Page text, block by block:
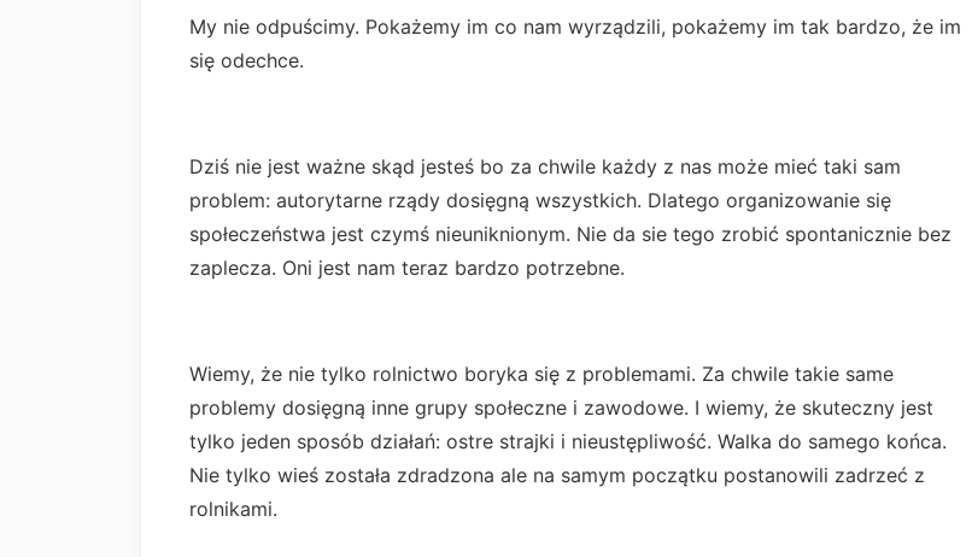
My nie odpuścimy. Pokażemy im co nam wyrządzili, pokażemy im tak bardzo, że im
się odechce.
Dziś nie jest ważne skąd jesteś bo za chwile każdy z nas może mieć taki sam
problem: autorytarne rządy dosięgną wszystkich. Dlatego organizowanie się
społeczeństwa jest czymś nieuniknionym. Nie da sie tego zrobić spontanicznie bez
zaplecza. Oni jest nam teraz bardzo potrzebne.
Wiemy, że nie tylko rolnictwo boryka się z problemami. Za chwile takie same
problemy dosięgną inne grupy społeczne i zawodowe. I wiemy, że skuteczny jest
tylko jeden sposób działań: ostre strajki i nieustępliwość. Walka do samego końca.
Nie tylko wieś została zdradzona ale na samym początku postanowili zadrzeć z
rolnikami.